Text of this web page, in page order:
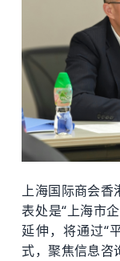
上海国际商会香
表处是“上海市
延伸，将通过“
式，聚焦信息咨